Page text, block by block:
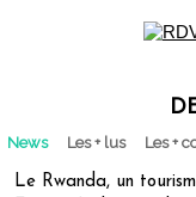
News Les + lus Les +
Le Rwanda, un